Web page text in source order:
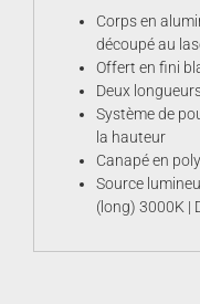
Corps en
découpé au
Offert en fini
Deux
Système de
la hauteur
Canapé en
Source
(long) 3000K |